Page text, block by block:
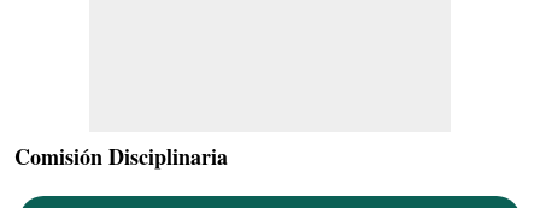
Comisión Disciplinaria